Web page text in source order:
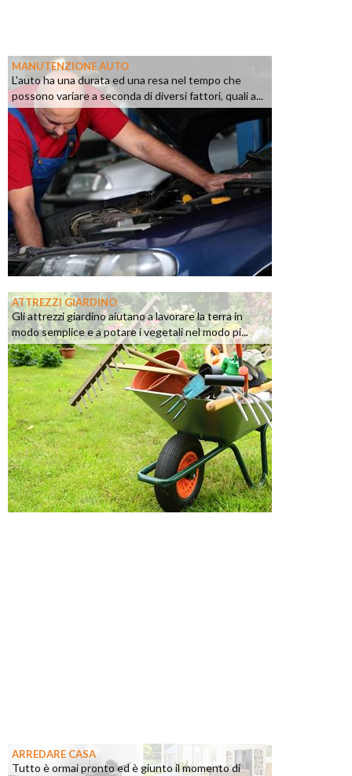
MANUTENZIONE AUTO
L'auto ha una durata ed una resa nel tempo che
possono variare a seconda di diversi fattori, quali a...
ATTREZZI GIARDINO
Gli attrezzi giardino aiutano a lavorare la terra in
modo semplice e a potare i vegetali nel modo pi...
ARREDARE CASA
Tutto è ormai pronto ed è giunto il momento di